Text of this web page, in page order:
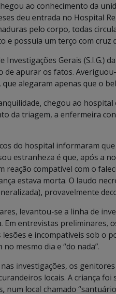
ao conhecimento da
deu entrada no Hospital
pelo corpo, todas
e possuía um terço com cruz
Gerais (S.I.G.)
de apurar os fatos.
alegaram apenas que o
chegou ao hospital
da triagem, a enfermeira
do hospital informaram
estranheza é que, após a
reação compatível com o
estava morta. O laudo
provavelmente
levantou-se a linha de
Em entrevistas preliminares,
e incompatíveis sob o
mesmo dia e “do nada”.
investigações, os
locais. A criança
num local chamado